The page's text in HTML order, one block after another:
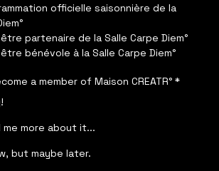
officielle saisonnière de la
partenaire de la Salle Carpe Diem°
bénévole à la Salle Carpe Diem°
a member of Maison CREATR° *
more about it...
but maybe later.